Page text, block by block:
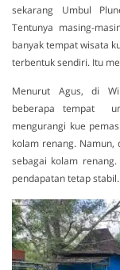
sekarang Umbul
Tentunya masing-
banyak tempat wisata
terbentuk sendiri. Itu
Menurut Agus, di
beberapa tempat
mengurangi kue
kolam renang. Namun,
sebagai kolam
pendapatan tetap stabil.